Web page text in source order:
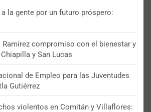
la gente por un futuro próspero:
Ramírez compromiso con el bienestar y
y San Lucas
de Empleo para las Juventudes
Gutiérrez
violentos en Comitán y Villaflores: